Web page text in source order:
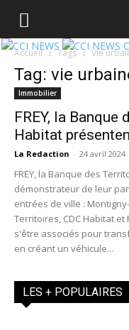
Accueil Tags Vie
Tag: vie
Immobilier
FREY, la
Habitat
La Redaction - 24 avril 2024
FREY, la Banque des
démonstrateur de leur
entrées de ville :
Territoires, CDC Habitat et
s'être associés pour
en créant un véhicule...
LES + POPULAIRES